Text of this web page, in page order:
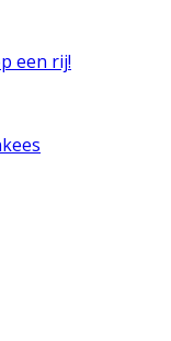
een rij!